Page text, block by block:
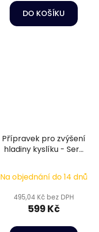
DO KOŠÍKU
Přípravek pro zvýšení
hladiny kyslíku - Sera
Na objednání do 14 dnů
495,04 Kč bez DPH
599 Kč